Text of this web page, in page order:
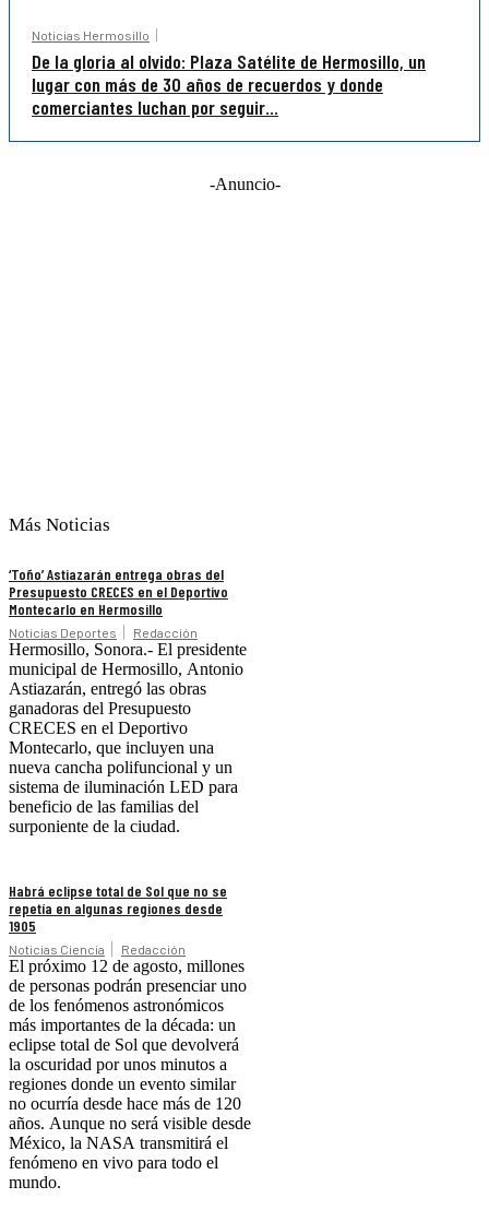
Noticias Hermosillo
De la gloria al olvido: Plaza Satélite de Hermosillo, un
lugar con más de 30 años de recuerdos y donde
comerciantes luchan por seguir...
-Anuncio-
Más Noticias
‘Toño’ Astiazarán entrega obras del
Presupuesto CRECES en el Deportivo
Montecarlo en Hermosillo
Noticias Deportes Redacción
Hermosillo, Sonora.- El presidente
municipal de Hermosillo, Antonio
Astiazarán, entregó las obras
ganadoras del Presupuesto
CRECES en el Deportivo
Montecarlo, que incluyen una
nueva cancha polifuncional y un
sistema de iluminación LED para
beneficio de las familias del
surponiente de la ciudad.
Habrá eclipse total de Sol que no se
repetía en algunas regiones desde
1905
Noticias Ciencia Redacción
El próximo 12 de agosto, millones
de personas podrán presenciar uno
de los fenómenos astronómicos
más importantes de la década: un
eclipse total de Sol que devolverá
la oscuridad por unos minutos a
regiones donde un evento similar
no ocurría desde hace más de 120
años. Aunque no será visible desde
México, la NASA transmitirá el
fenómeno en vivo para todo el
mundo.